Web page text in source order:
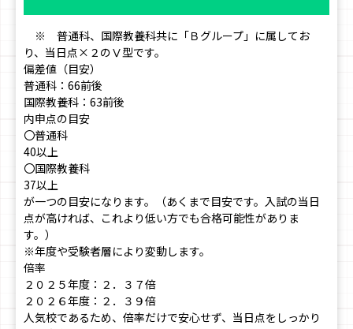
※ 普通科、国際教養科共に「Ｂグループ」に属してお
り、当日点×２のⅤ型です。
偏差値（目安）
普通科：66前後
国際教養科：63前後
内申点の目安
〇普通科
40以上
〇国際教養科
37以上
が一つの目安になります。（あくまで目安です。入試の当日
点が高ければ、これより低い方でも合格可能性がありま
す。）
※年度や受験者層により変動します。
倍率
２０２５年度：２．３７倍
２０２６年度：２．３９倍
人気校であるため、倍率だけで安心せず、当日点をしっかり